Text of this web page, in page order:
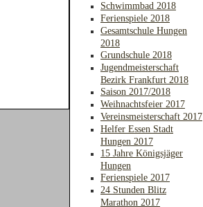
Schwimmbad 2018
Ferienspiele 2018
Gesamtschule Hungen
2018
Grundschule 2018
Jugendmeisterschaft
Bezirk Frankfurt 2018
Saison 2017/2018
Weihnachtsfeier 2017
Vereinsmeisterschaft 2017
Helfer Essen Stadt
Hungen 2017
15 Jahre Königsjäger
Hungen
Ferienspiele 2017
24 Stunden Blitz
Marathon 2017